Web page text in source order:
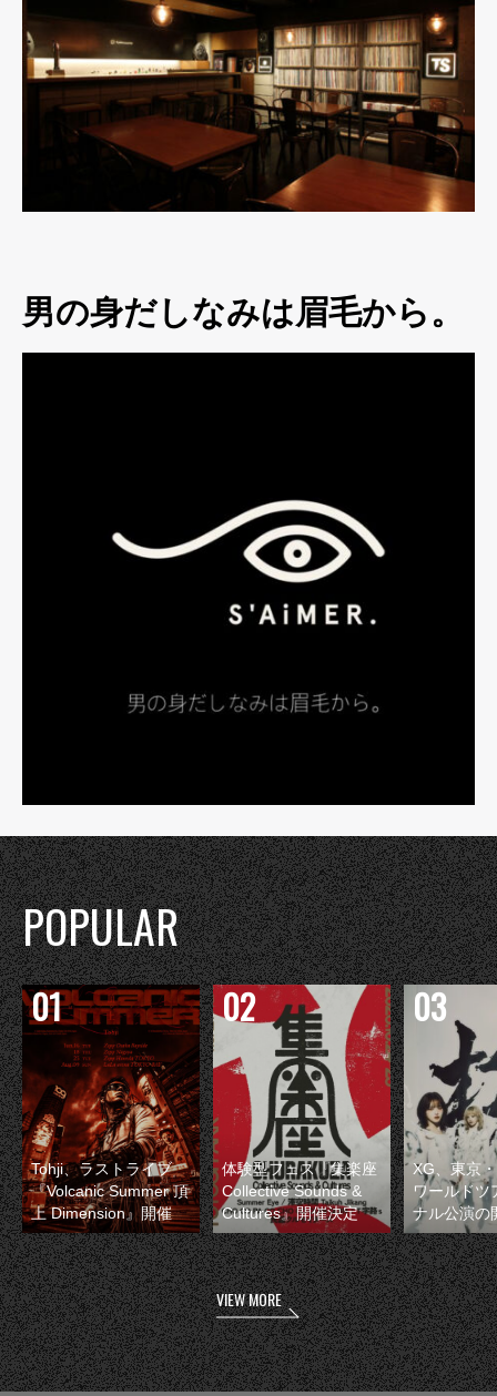
男の身だしなみは眉毛から。
POPULAR
Tohji、ラストライブ
『Volcanic Summer 頂
上 Dimension』開催
体験型フェス『集楽座
Collective Sounds &
Cultures』開催決定
XG、東京
ワールドツ
ナル公演の
VIEW MORE